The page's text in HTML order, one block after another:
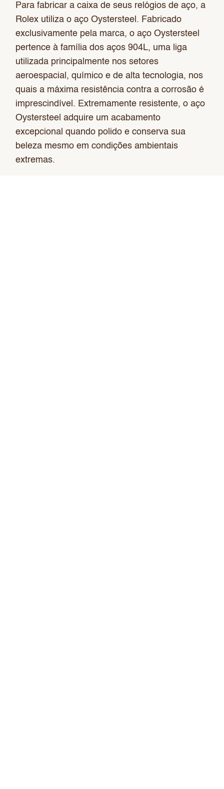
Para fabricar a caixa de seus relógios de aço, a
Rolex utiliza o aço Oystersteel. Fabricado
exclusivamente pela marca, o aço Oystersteel
pertence à família dos aços 904L, uma liga
utilizada principalmente nos setores
aeroespacial, químico e de alta tecnologia, nos
quais a máxima resistência contra a corrosão é
imprescindível. Extremamente resistente, o aço
Oystersteel adquire um acabamento
excepcional quando polido e conserva sua
beleza mesmo em condições ambientais
extremas.